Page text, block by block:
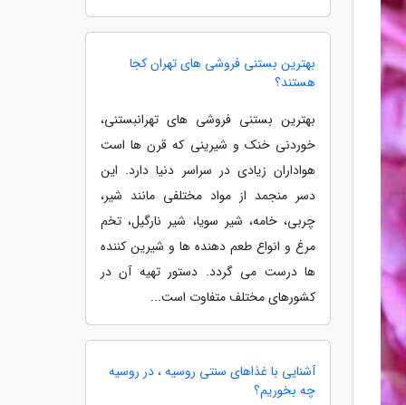
بهترین بستنی فروشی های تهران کجا
هستند؟
بهترین بستنی فروشی های تهرانبستنی،
خوردنی خنک و شیرینی که قرن ها است
هواداران زیادی در سراسر دنیا دارد. این
دسر منجمد از مواد مختلفی مانند شیر،
چربی، خامه، شیر سویا، شیر نارگیل، تخم
مرغ و انواع طعم دهنده ها و شیرین کننده
ها درست می گردد. دستور تهیه آن در
کشورهای مختلف متفاوت است...
آشنایی با غذاهای سنتی روسیه ، در روسیه
چه بخوریم؟